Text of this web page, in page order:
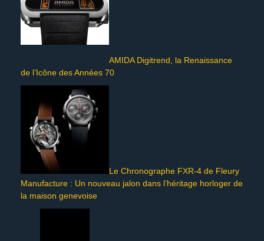
AMIDA Digitrend, la Renaissance
de l’Icône des Années 70
Le Chronographe FXR-4 de Fleury
Manufacture : Un nouveau jalon dans l’héritage horloger de
la maison genevoise